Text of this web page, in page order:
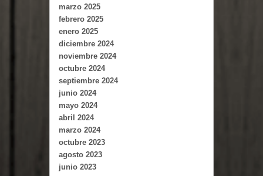
marzo 2025
febrero 2025
enero 2025
diciembre 2024
noviembre 2024
octubre 2024
septiembre 2024
junio 2024
mayo 2024
abril 2024
marzo 2024
octubre 2023
agosto 2023
junio 2023